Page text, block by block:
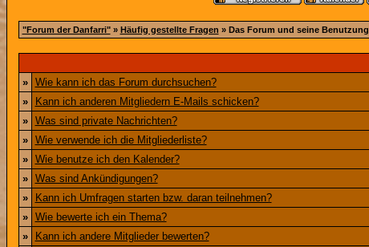
"Forum der Danfarri"» Häufig gestellte Fragen » Das Forum und seine Benutzung
»
Wie kann ich das Forum durchsuchen?
»
Kann ich anderen Mitgliedern E-Mails schicken?
»
Was sind private Nachrichten?
»
Wie verwende ich die Mitgliederliste?
»
Wie benutze ich den Kalender?
»
Was sind Ankündigungen?
»
Kann ich Umfragen starten bzw. daran teilnehmen?
»
Wie bewerte ich ein Thema?
»
Kann ich andere Mitglieder bewerten?